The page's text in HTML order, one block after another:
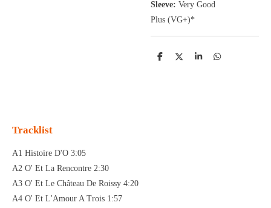
Sleeve: Very Good
Plus (VG+)*
D
D
S
D
Tracklist
A1 Histoire D'O 3:05
A2 O' Et La Rencontre 2:30
A3 O' Et Le Château De Roissy 4:20
A4 O' Et L'Amour A Trois 1:57